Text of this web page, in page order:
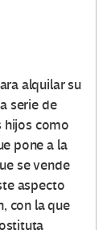
alquilar su
serie de
hijos como
pone a la
se vende
aspecto
con la que